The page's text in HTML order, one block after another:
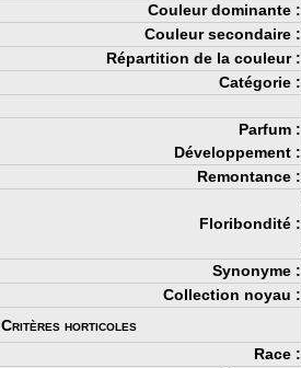
Couleur dominante :
Couleur secondaire :
Répartition de la couleur :
Catégorie :
Parfum :
Développement :
Remontance :
Floribondité :
Synonyme :
Collection noyau :
Critères horticoles
Race :